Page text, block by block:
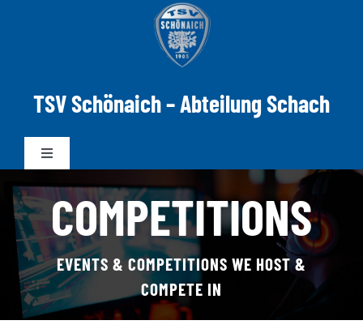
TSV Schönaich – Abteilung Schach
Toggle
News
Mannschaften
DWZ-ELO
COMPETITIONS
EVENTS & COMPETITIONS WE HOST &
COMPETE IN